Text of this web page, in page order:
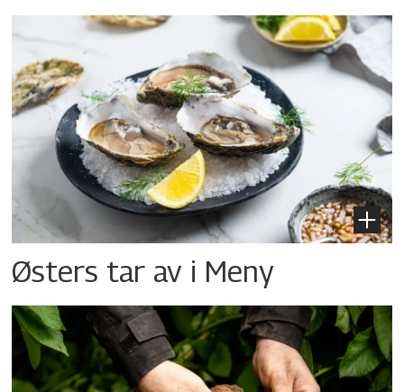
Østers tar av i Meny